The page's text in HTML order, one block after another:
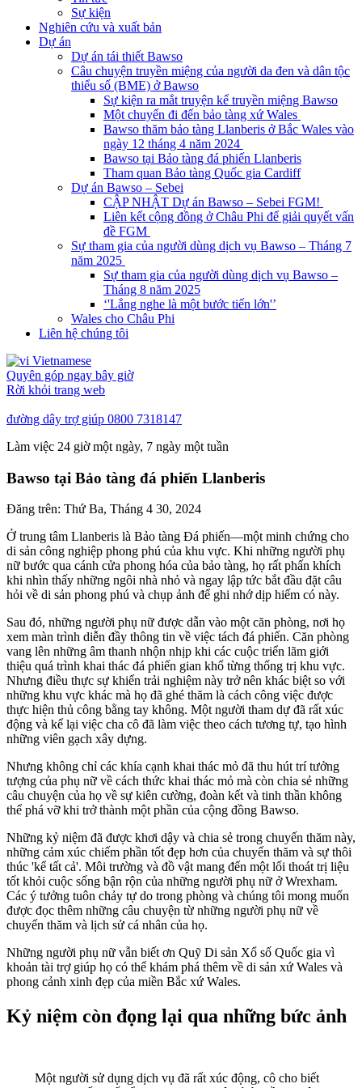
Sự kiện
Nghiên cứu và xuất bản
Dự án
Dự án tái thiết Bawso
Câu chuyện truyền miệng của người da đen và dân tộc
thiểu số (BME) ở Bawso
Sự kiện ra mắt truyện kể truyền miệng Bawso
Một chuyến đi đến bảo tàng xứ Wales
Bawso thăm bảo tàng Llanberis ở Bắc Wales vào
ngày 12 tháng 4 năm 2024
Bawso tại Bảo tàng đá phiến Llanberis
Tham quan Bảo tàng Quốc gia Cardiff
Dự án Bawso – Sebei
CẬP NHẬT Dự án Bawso – Sebei FGM!
Liên kết cộng đồng ở Châu Phi để giải quyết vấn
đề FGM
Sự tham gia của người dùng dịch vụ Bawso – Tháng 7
năm 2025
Sự tham gia của người dùng dịch vụ Bawso –
Tháng 8 năm 2025
‘'Lắng nghe là một bước tiến lớn'’
Wales cho Châu Phi
Liên hệ chúng tôi
Vietnamese
Quyên góp ngay bây giờ
Rời khỏi trang web
đường dây trợ giúp 0800 7318147
Làm việc 24 giờ một ngày, 7 ngày một tuần
Bawso tại Bảo tàng đá phiến Llanberis
Đăng trên: Thứ Ba, Tháng 4 30, 2024
Ở trung tâm Llanberis là Bảo tàng Đá phiến—một minh chứng cho
di sản công nghiệp phong phú của khu vực. Khi những người phụ
nữ bước qua cánh cửa phong hóa của bảo tàng, họ rất phấn khích
khi nhìn thấy những ngôi nhà nhỏ và ngay lập tức bắt đầu đặt câu
hỏi về di sản phong phú và chụp ảnh để ghi nhớ dịp hiếm có này.
Sau đó, những người phụ nữ được dẫn vào một căn phòng, nơi họ
xem màn trình diễn đầy thông tin về việc tách đá phiến. Căn phòng
vang lên những âm thanh nhộn nhịp khi các cuộc triển lãm giới
thiệu quá trình khai thác đá phiến gian khổ từng thống trị khu vực.
Nhưng điều thực sự khiến trải nghiệm này trở nên khác biệt so với
những khu vực khác mà họ đã ghé thăm là cách công việc được
thực hiện thủ công bằng tay không. Một người tham dự đã rất xúc
động và kể lại việc cha cô đã làm việc theo cách tương tự, tạo hình
những viên gạch xây dựng.
Nhưng không chỉ các khía cạnh khai thác mỏ đã thu hút trí tưởng
tượng của phụ nữ về cách thức khai thác mỏ mà còn chia sẻ những
câu chuyện của họ về sự kiên cường, đoàn kết và tinh thần không
thể phá vỡ khi trở thành một phần của cộng đồng Bawso.
Những kỷ niệm đã được khơi dậy và chia sẻ trong chuyến thăm này,
những cảm xúc chiếm phần tốt đẹp hơn của chuyến thăm và sự thôi
thúc 'kể tất cả'. Môi trường và đồ vật mang đến một lối thoát trị liệu
tốt khỏi cuộc sống bận rộn của những người phụ nữ ở Wrexham.
Các ý tưởng tuôn chảy tự do trong phòng và chúng tôi mong muốn
được đọc thêm những câu chuyện từ những người phụ nữ về
chuyến thăm và lịch sử cá nhân của họ.
Những người phụ nữ vẫn biết ơn Quỹ Di sản Xổ số Quốc gia vì
khoản tài trợ giúp họ có thể khám phá thêm về di sản xứ Wales và
phong cảnh xinh đẹp của miền Bắc xứ Wales.
Kỷ niệm còn đọng lại qua những bức ảnh
Một người sử dụng dịch vụ đã rất xúc động, cô cho biết